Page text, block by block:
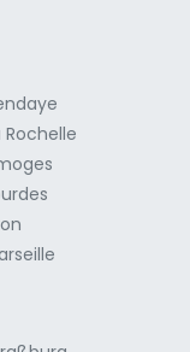
Rochelle